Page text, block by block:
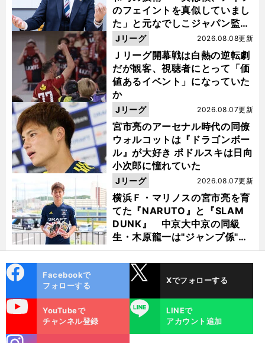
のフェイントを真似していまし
た」と元なでしこジャパン監
督・佐々木則夫
Ｊリーグ開幕戦は白熱の逆転劇
だが観客、視聴者にとって「価
値あるイベント」になっていた
か
2026.08.08更新
Jリーグ
宮市亮のアーセナル時代の同僚
ウォルコットは『ドラゴンボー
ル』が大好き ポドルスキは日向
小次郎に憧れていた
2026.08.07更新
Jリーグ
横浜Ｆ・マリノスの宮市亮を育
てた『NARUTO』と『SLAM
DUNK』 中京大中京の同級
生・木原龍一は"ジャンプ係"だ
った
2026.08.07更新
Jリーグ
ok
Facebookで
フォローする
Xでフォローする
YouTubeで
チャンネル登録
LINE
LINEで
アカウント追加